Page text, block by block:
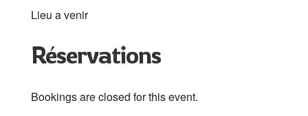
Lieu a venir
Réservations
Bookings are closed for this event.